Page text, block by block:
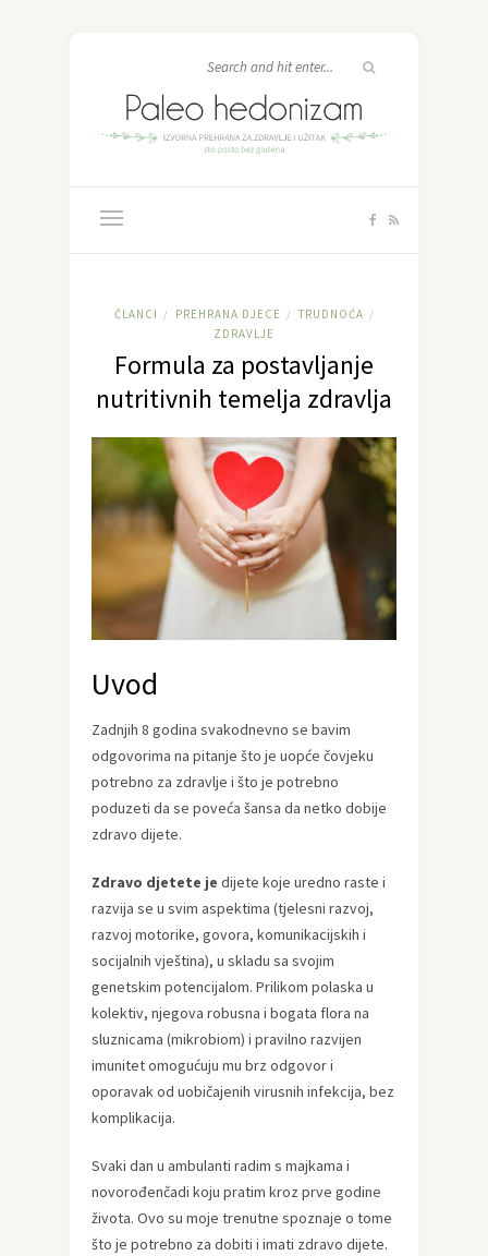
ČLANCI / PREHRANA DJECE / TRUDNOĆA /
ZDRAVLJE
Formula za postavljanje
nutritivnih temelja zdravlja
Uvod
Zadnjih 8 godina svakodnevno se bavim
odgovorima na pitanje što je uopće čovjeku
potrebno za zdravlje i što je potrebno
poduzeti da se poveća šansa da netko dobije
zdravo dijete.
Zdravo djetete je dijete koje uredno raste i
razvija se u svim aspektima (tjelesni razvoj,
razvoj motorike, govora, komunikacijskih i
socijalnih vještina), u skladu sa svojim
genetskim potencijalom. Prilikom polaska u
kolektiv, njegova robusna i bogata flora na
sluznicama (mikrobiom) i pravilno razvijen
imunitet omogućuju mu brz odgovor i
oporavak od uobičajenih virusnih infekcija, bez
komplikacija.
Svaki dan u ambulanti radim s majkama i
novorođenčadi koju pratim kroz prve godine
života. Ovo su moje trenutne spoznaje o tome
što je potrebno za dobiti i imati zdravo dijete.